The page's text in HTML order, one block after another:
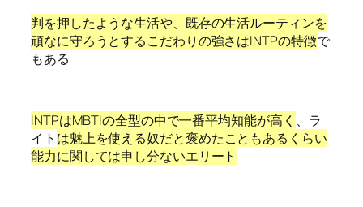
判を押したような生活や、既存の生活ルーティンを
頑なに守ろうとするこだわりの強さはINTPの特徴で
もある
INTPはMBTIの全型の中で一番平均知能が高く 、ラ
イト は魅上を使える奴だと褒めたこともあるくらい
能力に関しては申し分ないエリート